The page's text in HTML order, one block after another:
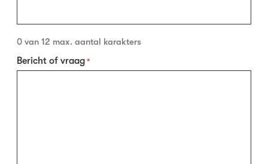
0 van 12 max. aantal karakters
Bericht of vraag *